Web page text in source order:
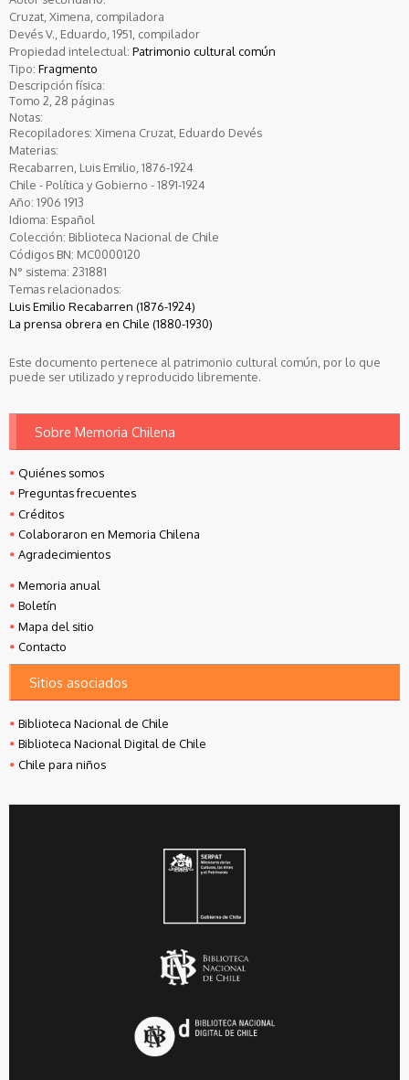
Cruzat, Ximena, compiladora
Devés V., Eduardo, 1951, compilador
Propiedad intelectual: Patrimonio cultural común
Tipo: Fragmento
Descripción física:
Tomo 2, 28 páginas
Notas:
Recopiladores: Ximena Cruzat, Eduardo Devés
Materias:
Recabarren, Luis Emilio, 1876-1924
Chile - Política y Gobierno - 1891-1924
Año: 1906 1913
Idioma: Español
Colección: Biblioteca Nacional de Chile
Códigos BN: MC0000120
N° sistema: 231881
Temas relacionados:
Luis Emilio Recabarren (1876-1924)
La prensa obrera en Chile (1880-1930)
Este documento pertenece al patrimonio cultural común, por lo que
puede ser utilizado y reproducido libremente.
Sobre Memoria Chilena
Quiénes somos
Preguntas frecuentes
Créditos
Colaboraron en Memoria Chilena
Agradecimientos
Memoria anual
Boletín
Mapa del sitio
Contacto
Sitios asociados
Biblioteca Nacional de Chile
Biblioteca Nacional Digital de Chile
Chile para niños